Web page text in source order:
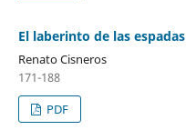
El laberinto de las espadas
Renato Cisneros
171-188
PDF